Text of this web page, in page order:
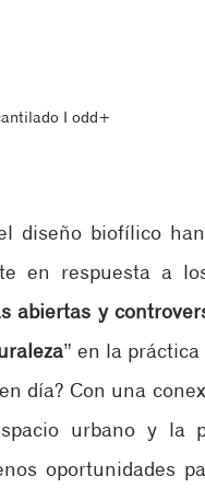
‖ odd+
diseño biofílico
en respuesta a
abiertas y
” en la
día? Con una
urbano y la
oportunidades